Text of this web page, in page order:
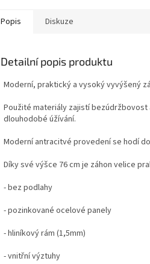
Popis Diskuze
Detailní popis produktu
Moderní, praktický a vysoký vyvýšený
Použité materiály zajistí
dlouhodobé úžívání.
Moderní antracitvé provedení se hodí
Díky své výšce 76 cm je záhon velice
- bez podlahy
- pozinkované ocelové panely
- hliníkový rám (1,5mm)
- vnitřní výztuhy